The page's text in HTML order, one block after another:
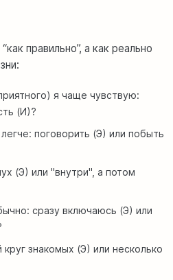
правильно”, а как реально
я чаще чувствую:
(И)?
поговорить (Э) или побыть
(Э) или "внутри", а потом
сразу включаюсь (Э) или
знакомых (Э) или несколько